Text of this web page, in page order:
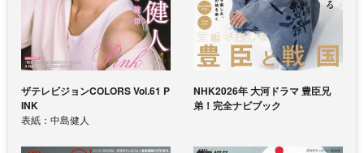
ザテレビジョンCOLORS Vol.61 P
INK
表紙：中島健人
NHK2026年 大河ドラマ 豊臣兄
弟！完全ナビブック